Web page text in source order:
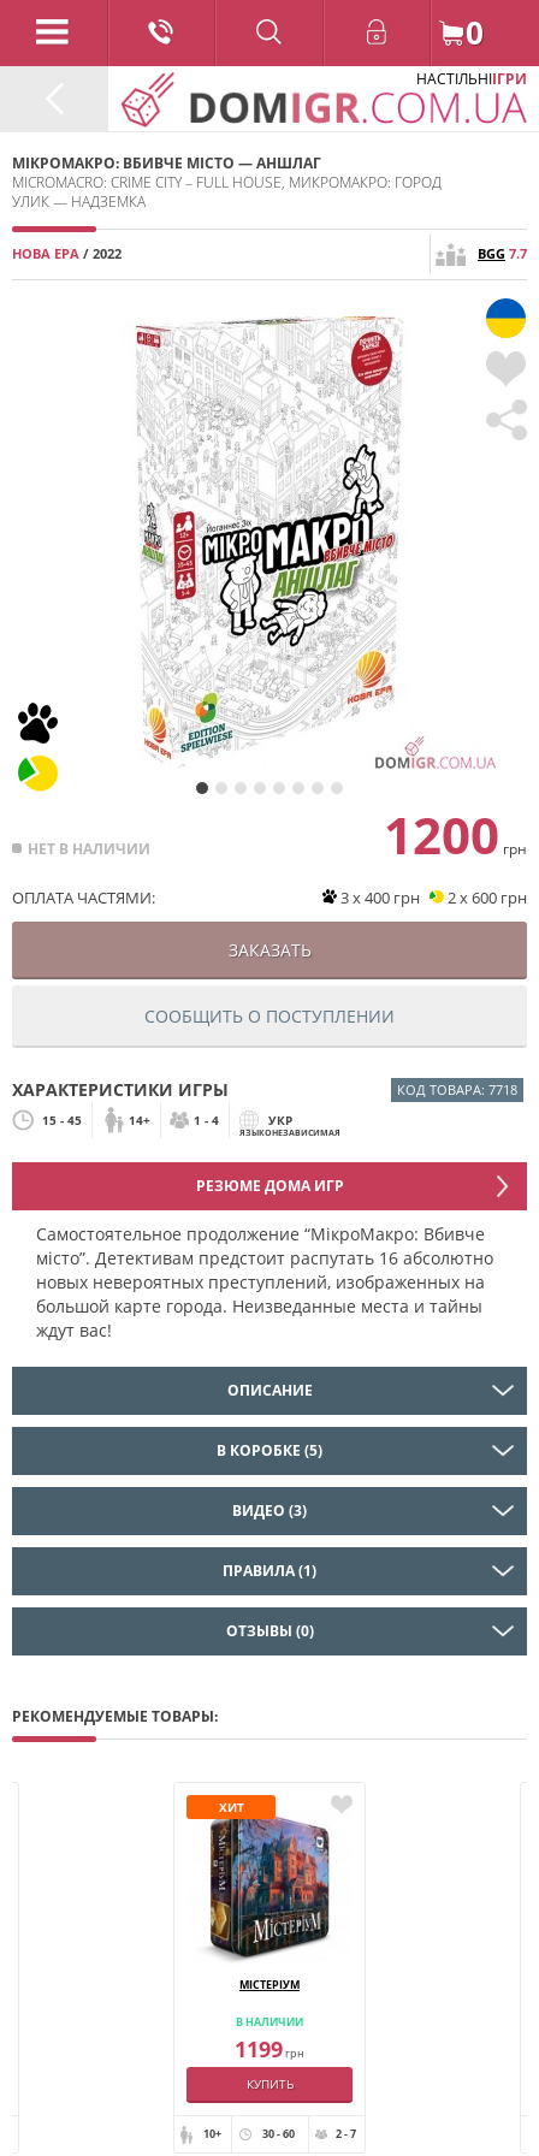
0
НАСТІЛЬНІІГРИ
МІКРОМАКРО: ВБИВЧЕ МІСТО — АНШЛАГ
MICROMACRO: CRIME CITY – FULL HOUSE, МИКРОМАКРО: ГОРОД
УЛИК — НАДЗЕМКА
НОВА ЕРА / 2022 BGG 7.7
НЕТ В НАЛИЧИИ 1200 грн
ОПЛАТА ЧАСТЯМИ: 3 x 400 грн 2 x 600 грн
ЗАКАЗАТЬ
СООБЩИТЬ О ПОСТУПЛЕНИИ
ХАРАКТЕРИСТИКИ ИГРЫ КОД ТОВАРА: 7718
15 - 45 14+ 1 - 4 УКР
ЯЗЫКОНЕЗАВИСИМАЯ
РЕЗЮМЕ ДОМА ИГР
Самостоятельное продолжение “МікроМакро: Вбивче
місто”. Детективам предстоит распутать 16 абсолютно
новых невероятных преступлений, изображенных на
большой карте города. Неизведанные места и тайны
ждут вас!
ОПИСАНИЕ
В КОРОБКЕ (5)
ВИДЕО (3)
ПРАВИЛА (1)
ОТЗЫВЫ (0)
РЕКОМЕНДУЕМЫЕ ТОВАРЫ:
ХИТ
МІСТЕРІУМ
В НАЛИЧИИ
1199грн
КУПИТЬ
10+ 30 - 60 2 - 7